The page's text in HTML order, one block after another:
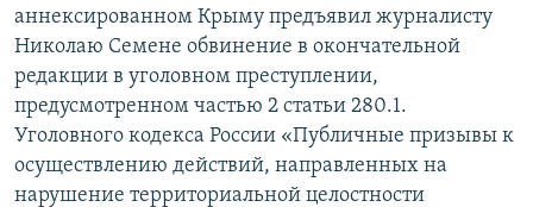
аннексированном Крыму предъявил журналисту
Николаю Семене обвинение в окончательной
редакции в уголовном преступлении,
предусмотренном частью 2 статьи 280.1.
Уголовного кодекса России «Публичные призывы к
осуществлению действий, направленных на
нарушение территориальной целостности